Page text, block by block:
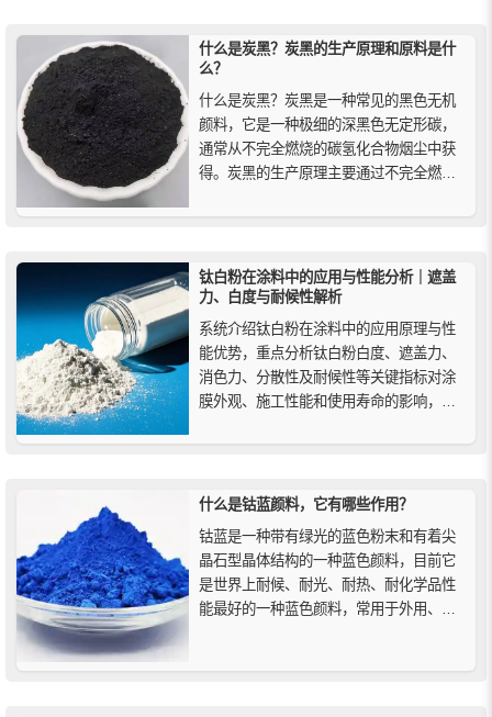
什么是炭黑？炭黑的生产原理和原料是什
么？
什么是炭黑？炭黑是一种常见的黑色无机
颜料，它是一种极细的深黑色无定形碳，
通常从不完全燃烧的碳氢化合物烟尘中获
得。炭黑的生产原理主要通过不完全燃烧
有机物在有限的氧气供应下燃烧时，氢和
而分离，形成炭黑。
钛白粉在涂料中的应用与性能分析｜遮盖
力、白度与耐候性解析
系统介绍钛白粉在涂料中的应用原理与性
能优势，重点分析钛白粉白度、遮盖力、
消色力、分散性及耐候性等关键指标对涂
膜外观、施工性能和使用寿命的影响，适
方设计与选型参考。
什么是钴蓝颜料，它有哪些作用？
钴蓝是一种带有绿光的蓝色粉末和有着尖
晶石型晶体结构的一种蓝色颜料，目前它
是世界上耐候、耐光、耐热、耐化学品性
能最好的一种蓝色颜料，常用于外用、超